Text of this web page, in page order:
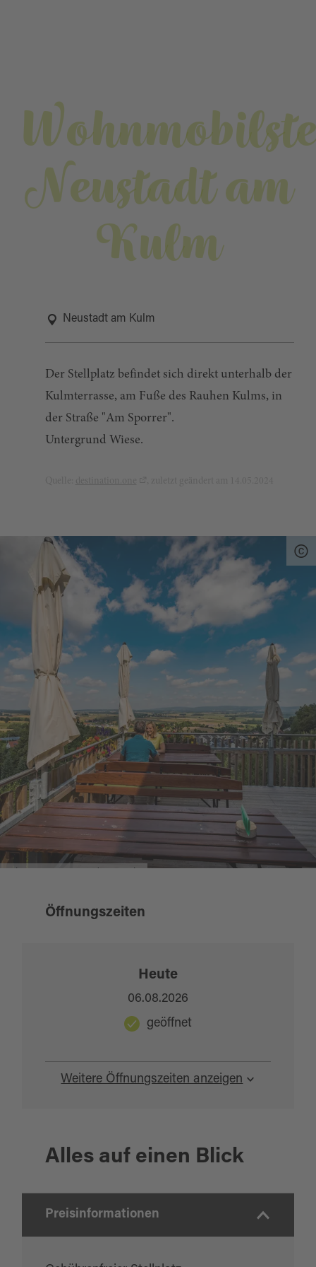
Neustadt am
Kulm
Neustadt am Kulm
Der Stellplatz befindet sich direkt unterhalb der
Kulmterrasse, am Fuße des Rauhen Kulms, in
der Straße "Am Sporrer".
Untergrund Wiese.
Öffnungszeiten
Weitere Öffnungszeiten anzeigen
Heute
06.08.2026
geöffnet
Alles auf einen Blick
Preisinformationen